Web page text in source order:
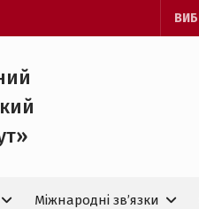
Міжнародні зв’язки